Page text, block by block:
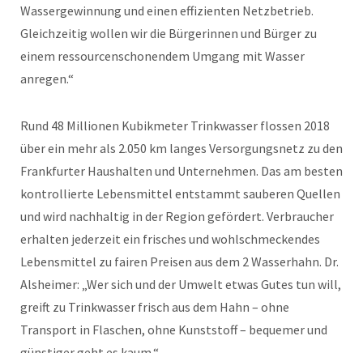
Wassergewinnung und einen effizienten Netzbetrieb.
Gleichzeitig wollen wir die Bürgerinnen und Bürger zu
einem ressourcenschonendem Umgang mit Wasser
anregen.“
Rund 48 Millionen Kubikmeter Trinkwasser flossen 2018
über ein mehr als 2.050 km langes Versorgungsnetz zu den
Frankfurter Haushalten und Unternehmen. Das am besten
kontrollierte Lebensmittel entstammt sauberen Quellen
und wird nachhaltig in der Region gefördert. Verbraucher
erhalten jederzeit ein frisches und wohlschmeckendes
Lebensmittel zu fairen Preisen aus dem 2 Wasserhahn. Dr.
Alsheimer: „Wer sich und der Umwelt etwas Gutes tun will,
greift zu Trinkwasser frisch aus dem Hahn – ohne
Transport in Flaschen, ohne Kunststoff – bequemer und